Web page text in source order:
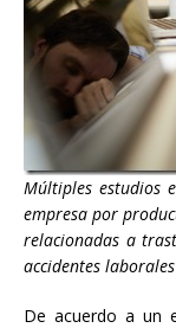
Múltiples estudios
empresa por
relacionadas a
accidentes
De acuerdo a un